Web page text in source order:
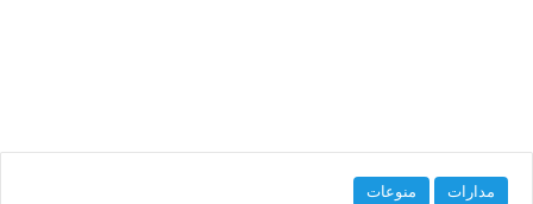
مدارات منوعات